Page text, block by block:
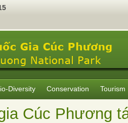
Diversity Conservation Tourism
Cúc Phương